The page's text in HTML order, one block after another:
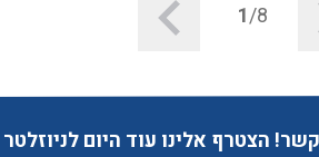
1/8
הצטרף אלינו עוד היום לניוזלטר